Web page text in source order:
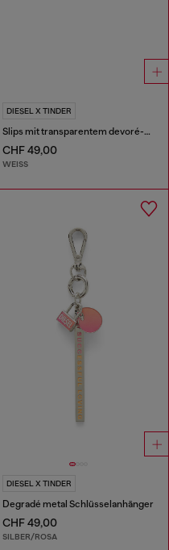
DIESEL X TINDER
Slips mit transparentem devoré-Effekt
CHF 49,00
WEISS
DIESEL X TINDER
Degradé metal Schlüsselanhänger
CHF 49,00
SILBER/ROSA